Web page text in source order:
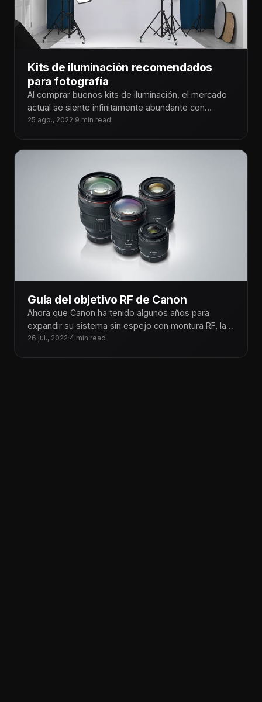
Kits de iluminación recomendados
para fotografía
Al comprar buenos kits de iluminación, el mercado
actual se siente infinitamente abundante con
opciones para cada necesidad. Puede ser
25 ago., 2022·9 min read
Guía del objetivo RF de Canon
Ahora que Canon ha tenido algunos años para
expandir su sistema sin espejo con montura RF, la
marca ha desarrollado
26 jul., 2022·4 min read